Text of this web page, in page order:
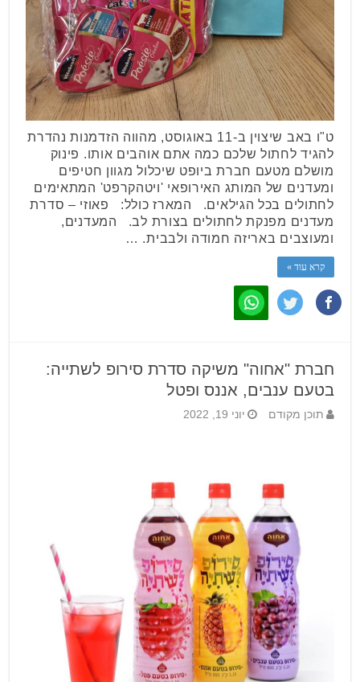
ט"ו באב שיצוין ב-11 באוגוסט, מהווה הזדמנות נהדרת
להגיד לחתול שלכם כמה אתם אוהבים אותו. פינוק
מושלם מטעם חברת ביופט שיכלול מגוון חטיפים
ומעדנים של המותג האירופאי 'ויטהקרפט' המתאימים
לחתולים בכל הגילאים. המארז כולל: פאוזי – סדרת
מעדנים מפנקת לחתולים בצורת לב. המעדנים,
ומעוצבים באריזה חמודה ולבבית. …
קרא עוד »
חברת "אחוה" משיקה סדרת סירופ לשתייה:
בטעם ענבים, אננס ופטל
תוכן מקודם יוני 19, 2022